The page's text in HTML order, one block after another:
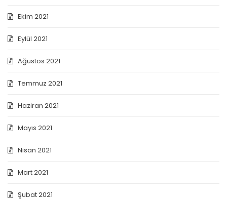
Ekim 2021
Eylül 2021
Ağustos 2021
Temmuz 2021
Haziran 2021
Mayıs 2021
Nisan 2021
Mart 2021
Şubat 2021